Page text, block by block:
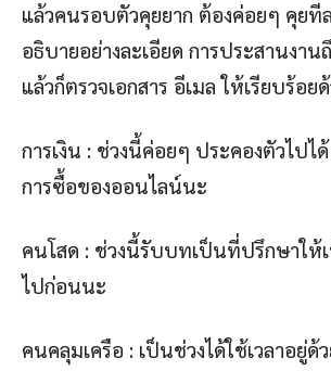
แล้วคนรอบตัวคุยยาก ต้องค่อยๆ คุย
อธิบายอย่างละเอียด การประสานงาน
แล้วก็ตรวจเอกสาร อีเมล ให้เรียบร้อย
การเงิน : ช่วงนี้ค่อยๆ ประคองตัวไปไ
การซื้อของออนไลน์นะ
คนโสด : ช่วงนี้รับบทเป็นที่ปรึกษาให้
ไปก่อนนะ
คนคลุมเครือ : เป็นช่วงได้ใช้เวลาอยู่